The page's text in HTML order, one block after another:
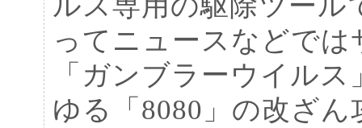
ってニュースなどで
「ガンブラーウイル
ゆる「8080」の改ざ